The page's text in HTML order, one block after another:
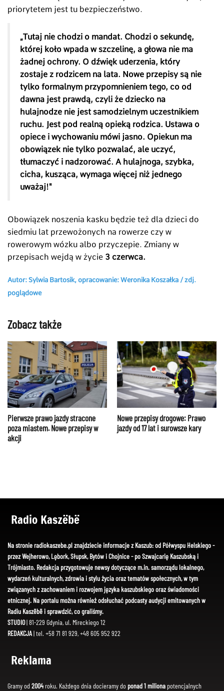
priorytetem jest tu bezpieczeństwo.
„Tutaj nie chodzi o mandat. Chodzi o sekundę,
której koło wpada w szczelinę, a głowa nie ma
żadnej ochrony. O dźwięk uderzenia, który
zostaje z rodzicem na lata. Nowe przepisy są nie
tylko formalnym przypomnieniem tego, co od
dawna jest prawdą, czyli że dziecko na
hulajnodze nie jest samodzielnym uczestnikiem
ruchu. Jest pod realną opieką rodzica. Ustawa o
opiece i wychowaniu mówi jasno. Opiekun ma
obowiązek nie tylko pozwalać, ale uczyć,
tłumaczyć i nadzorować. A hulajnoga, szybka,
cicha, kusząca, wymaga więcej niż jednego
uważaj!"
Obowiązek noszenia kasku będzie też dla dzieci do
siedmiu lat przewożonych na rowerze czy w
rowerowym wózku albo przyczepie. Zmiany w
przepisach wejdą w życie 3 czerwca.
Autor: Sylwia Bartosik, opracowanie: Weronika Koszałka / zdj.
poglądowe
Zobacz także
Pierwsze prawo jazdy stracone
poza miastem. Nowe przepisy w
akcji
Nowe przepisy drogowe: Prawo
jazdy od 17 lat i surowsze kary
Radio Kaszëbë
Na stronie radiokaszebe.pl znajdziecie informacje z Kaszub: od Półwyspu Helskiego -
przez Wejherowo, Lębork, Słupsk, Bytów i Chojnice - po Szwajcarię Kaszubską i
Trójmiasto. Redakcja przygotowuje newsy dotyczące m.in. samorządu lokalnego,
wydarzeń kulturalnych, zdrowia i stylu życia oraz tematów społecznych, w tym
związanych z zachowaniem i rozwojem języka kaszubskiego oraz świadomości
etnicznej. Na portalu można również odsłuchać podcasty audycji emitowanych w
Radiu Kaszëbë i sprawdzić, co graliśmy.
STUDIO| 81-229 Gdynia, ul. Mireckiego 12
REDAKCJA| tel. +58 71 81 929, +48 605 952 922
Reklama
Gramy od 2004roku. Każdego dnia docieramy do ponad 1 miliona potencjalnych